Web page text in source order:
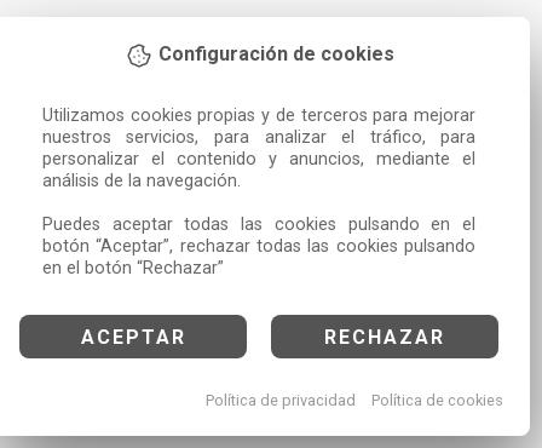
Configuración de cookies
Utilizamos cookies propias y de terceros para mejorar
nuestros servicios, para analizar el tráfico, para
personalizar el contenido y anuncios, mediante el
análisis de la navegación.
Puedes aceptar todas las cookies pulsando en el
botón “Aceptar”, rechazar todas las cookies pulsando
en el botón “Rechazar”
ACEPTAR RECHAZAR
Política de privacidad Política de cookies